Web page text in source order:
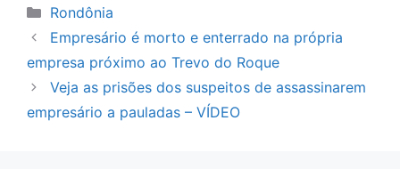
Categorias
Rondônia
Empresário é morto e enterrado na própria
empresa próximo ao Trevo do Roque
Veja as prisões dos suspeitos de assassinarem
empresário a pauladas – VÍDEO